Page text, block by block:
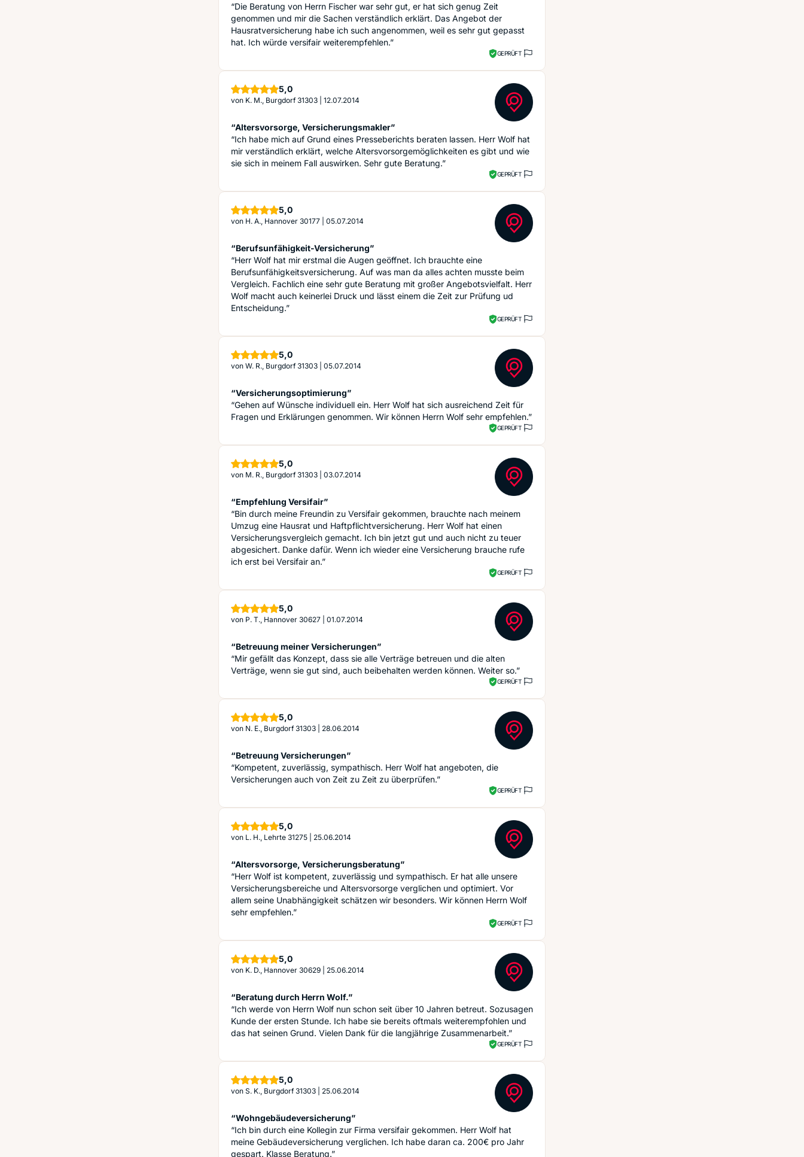
“Die Beratung von Herrn Fischer war sehr gut, er hat sich genug Zeit
genommen und mir die Sachen verständlich erklärt. Das Angebot der
Hausratversicherung habe ich such angenommen, weil es sehr gut gepasst
hat. Ich würde versifair weiterempfehlen.”
GEPRÜFT
5,0Sterne
von K. M., Burgdorf 31303 12.07.2014
“Altersvorsorge, Versicherungsmakler”
“Ich habe mich auf Grund eines Presseberichts beraten lassen. Herr Wolf hat
mir verständlich erklärt, welche Altersvorsorgemöglichkeiten es gibt und wie
sie sich in meinem Fall auswirken. Sehr gute Beratung.”
GEPRÜFT
5,0Sterne
von H. A., Hannover 30177 05.07.2014
“Berufsunfähigkeit-Versicherung”
“Herr Wolf hat mir erstmal die Augen geöffnet. Ich brauchte eine
Berufsunfähigkeitsversicherung. Auf was man da alles achten musste beim
Vergleich. Fachlich eine sehr gute Beratung mit großer Angebotsvielfalt. Herr
Wolf macht auch keinerlei Druck und lässt einem die Zeit zur Prüfung ud
Entscheidung.”
GEPRÜFT
5,0Sterne
von W. R., Burgdorf 31303 05.07.2014
“Versicherungsoptimierung”
“Gehen auf Wünsche individuell ein. Herr Wolf hat sich ausreichend Zeit für
Fragen und Erklärungen genommen. Wir können Herrn Wolf sehr empfehlen.”
GEPRÜFT
5,0Sterne
von M. R., Burgdorf 31303 03.07.2014
“Empfehlung Versifair”
“Bin durch meine Freundin zu Versifair gekommen, brauchte nach meinem
Umzug eine Hausrat und Haftpflichtversicherung. Herr Wolf hat einen
Versicherungsvergleich gemacht. Ich bin jetzt gut und auch nicht zu teuer
abgesichert. Danke dafür. Wenn ich wieder eine Versicherung brauche rufe
ich erst bei Versifair an.”
GEPRÜFT
5,0Sterne
von P. T., Hannover 30627 01.07.2014
“Betreuung meiner Versicherungen”
“Mir gefällt das Konzept, dass sie alle Verträge betreuen und die alten
Verträge, wenn sie gut sind, auch beibehalten werden können. Weiter so.”
GEPRÜFT
5,0Sterne
von N. E., Burgdorf 31303 28.06.2014
“Betreuung Versicherungen”
“Kompetent, zuverlässig, sympathisch. Herr Wolf hat angeboten, die
Versicherungen auch von Zeit zu Zeit zu überprüfen.”
GEPRÜFT
5,0Sterne
von L. H., Lehrte 31275 25.06.2014
“Altersvorsorge, Versicherungsberatung”
“Herr Wolf ist kompetent, zuverlässig und sympathisch. Er hat alle unsere
Versicherungsbereiche und Altersvorsorge verglichen und optimiert. Vor
allem seine Unabhängigkeit schätzen wir besonders. Wir können Herrn Wolf
sehr empfehlen.”
GEPRÜFT
5,0Sterne
von K. D., Hannover 30629 25.06.2014
“Beratung durch Herrn Wolf.”
“Ich werde von Herrn Wolf nun schon seit über 10 Jahren betreut. Sozusagen
Kunde der ersten Stunde. Ich habe sie bereits oftmals weiterempfohlen und
das hat seinen Grund. Vielen Dank für die langjährige Zusammenarbeit.”
GEPRÜFT
5,0Sterne
von S. K., Burgdorf 31303 25.06.2014
“Wohngebäudeversicherung”
“Ich bin durch eine Kollegin zur Firma versifair gekommen. Herr Wolf hat
meine Gebäudeversicherung verglichen. Ich habe daran ca. 200€ pro Jahr
gespart. Klasse Beratung.”